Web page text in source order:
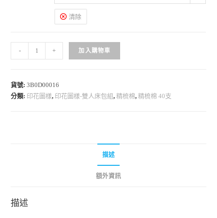
清除
- + 加入購物車
貨號:3B0D00016
分類: 印花圖樣, 印花圖樣-雙人床包組,精梳棉,精梳棉 40支
描述
額外資訊
描述